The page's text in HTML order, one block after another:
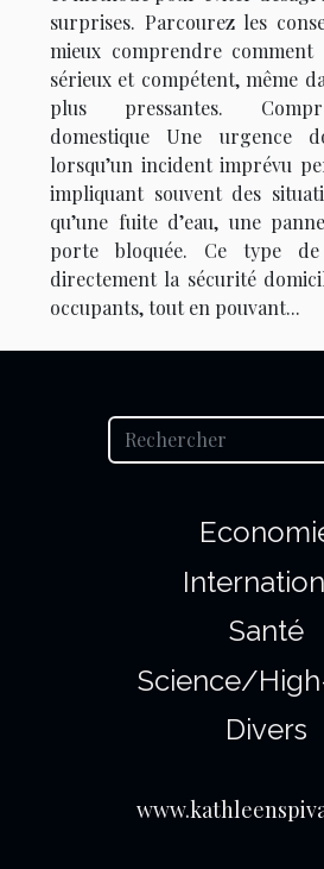
surprises. Parcourez les
mieux comprendre
sérieux et compétent, même
plus pressantes.
domestique Une urgence
lorsqu’un incident imprévu
impliquant souvent des
qu’une fuite d’eau, une
porte bloquée. Ce type
directement la sécurité
occupants, tout en pouvant...
Santé
Science/
Divers